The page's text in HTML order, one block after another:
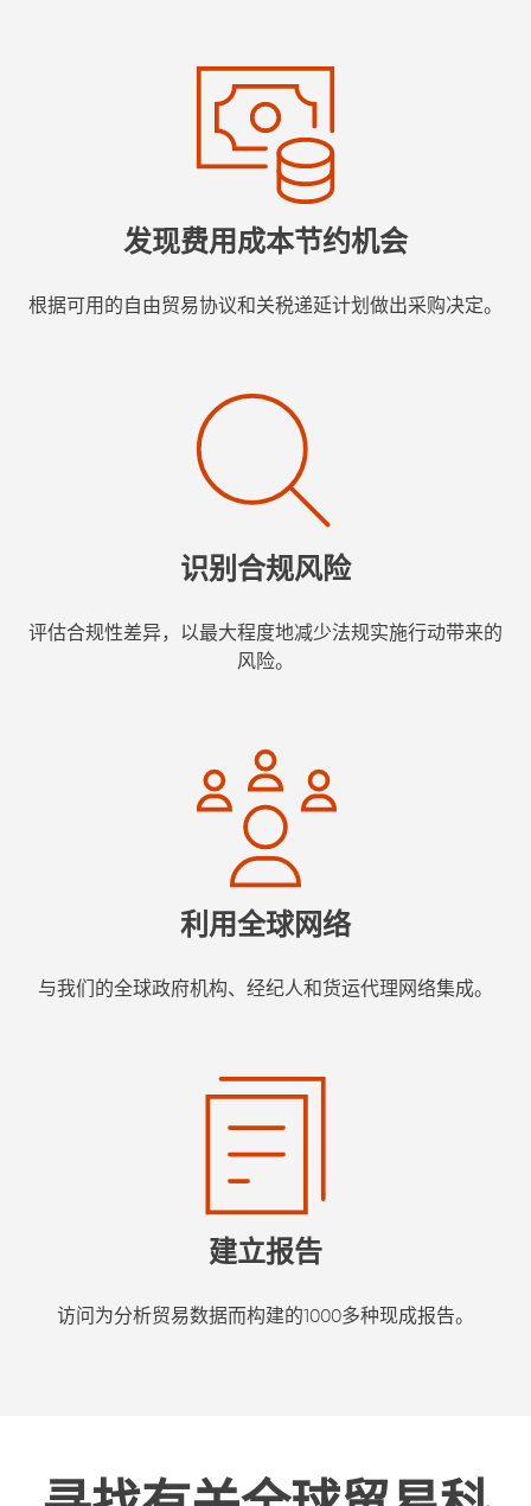
发现费用成本节约机会
根据可用的自由贸易协议和关税递延计划做出采购决定。
识别合规风险
评估合规性差异，以最大程度地减少法规实施行动带来的
风险。
利用全球网络
与我们的全球政府机构、经纪人和货运代理网络集成。
建立报告
访问为分析贸易数据而构建的1000多种现成报告。